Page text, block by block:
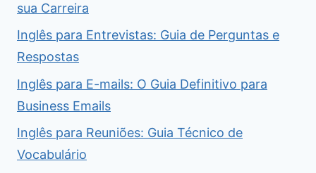
sua Carreira
Inglês para Entrevistas: Guia de Perguntas e
Respostas
Inglês para E-mails: O Guia Definitivo para
Business Emails
Inglês para Reuniões: Guia Técnico de
Vocabulário